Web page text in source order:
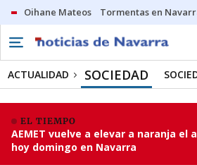
Oihane Mateos Tormentas en
ACTUALIDAD SOCIEDAD
EL TIEMPO
AEMET vuelve a elevar a naranja el
hoy domingo en Navarra